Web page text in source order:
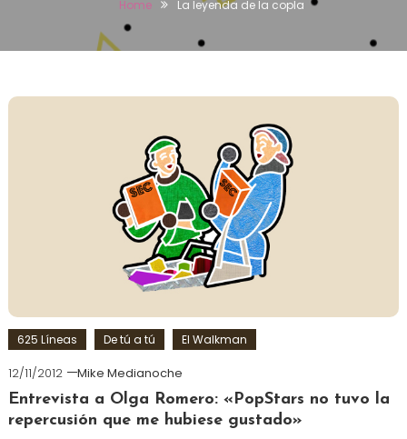
Home La leyenda de la copla
625 Líneas De tú a tú El Walkman
12/11/2012
Mike Medianoche
Entrevista a Olga Romero: «PopStars no tuvo la
repercusión que me hubiese gustado»